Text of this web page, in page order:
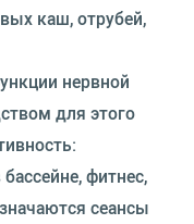
каш, отрубей,
нервной
для этого
фитнес,
сеансы